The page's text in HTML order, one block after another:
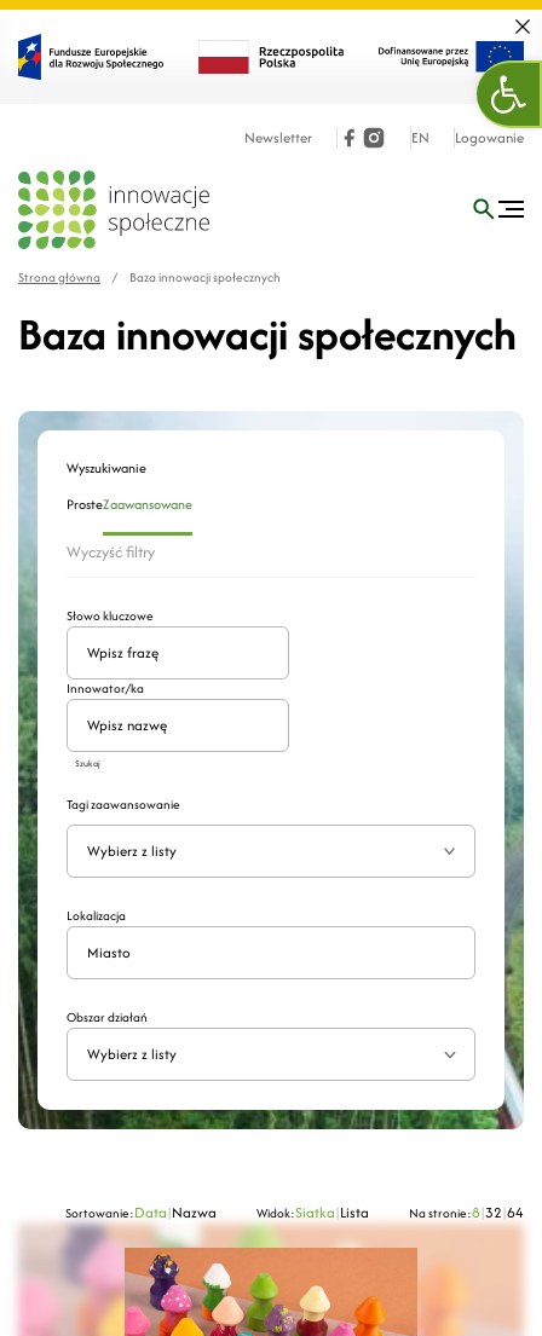
Newsletter EN Logowanie
Strona główna / Baza innowacji społecznych
Baza innowacji społecznych
Wyszukiwanie
ProsteZaawansowane
Wyczyść filtry
Słowo kluczowe
Innowator/ka
Szukaj
Tagi zaawansowanie
Wyszukaj Rozwiń
Lokalizacja
Obszar działań
Wybierz z listy
Sortowanie:Data|Nazwa Widok:Siatka|Lista Na stronie:8|32|64